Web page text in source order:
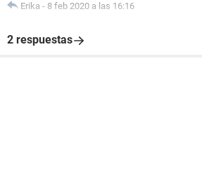
Erika - 8 feb 2020 a las 16:16
2 respuestas